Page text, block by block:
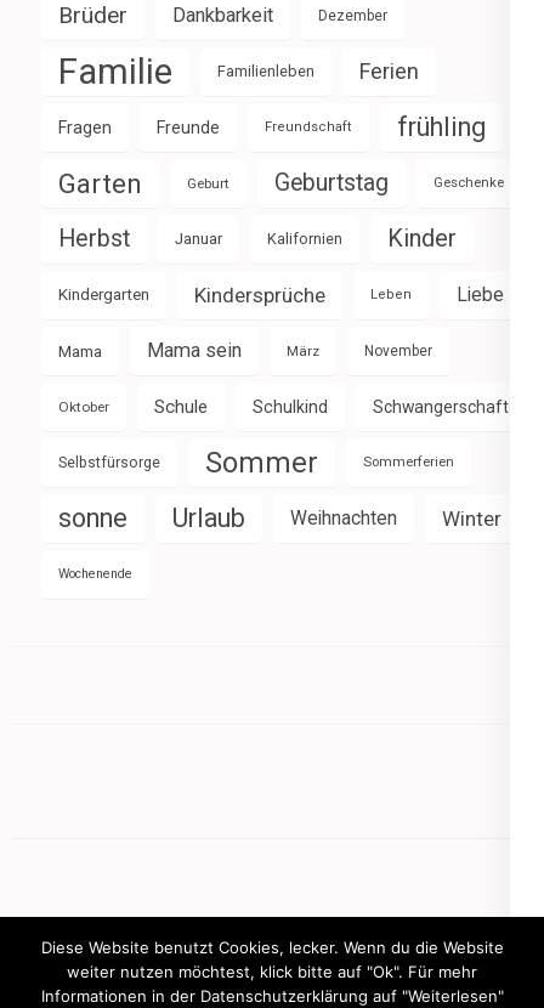
Brüder Dankbarkeit Dezember
Familie Familienleben Ferien
Fragen Freunde Freundschaft frühling
Garten Geburt Geburtstag Geschenke
Herbst Januar Kalifornien Kinder
Kindergarten Kindersprüche Leben Liebe
Mama Mama sein März November
Oktober Schule Schulkind Schwangerschaft
Selbstfürsorge Sommer Sommerferien
sonne Urlaub Weihnachten Winter
Wochenende
Diese Website benutzt Cookies, lecker. Wenn du die Website
weiter nutzen möchtest, klick bitte auf "Ok". Für mehr
Informationen in der Datenschutzerklärung auf "Weiterlesen"